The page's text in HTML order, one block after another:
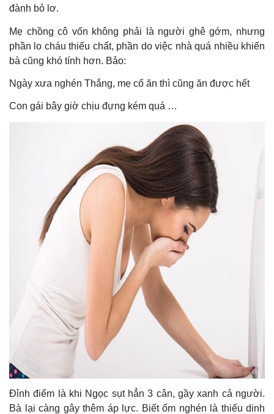
đành bỏ lơ.
Mẹ chồng cô vốn không phải là người ghê gớm, nhưng
phần lo cháu thiếu chất, phần do việc nhà quá nhiều khiến
bà cũng khó tính hơn. Bảo:
Ngày xưa nghén Thắng, mẹ cố ăn thì cũng ăn được hết
Con gái bây giờ chịu đựng kém quá …
Đỉnh điểm là khi Ngọc sụt hẳn 3 cân, gầy xanh cả người.
Bà lại càng gây thêm áp lực. Biết ốm nghén là thiếu dinh